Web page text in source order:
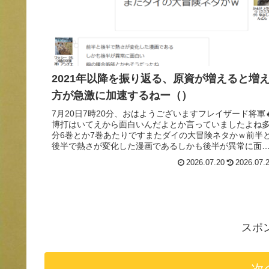
2021年以降を振り返る、原資が増えると増え
方が急激に加速するねー（）
7月20日7時20分、おはようございますフレイザード将軍
博打はいてえから面白いんだよとか言っていましたよね多
分6巻とか7巻あたりですまたダイの大冒険ネタかｗ前半と
後半で熱さが変化した漫画であるしかも後半が異常に面白
2026.07.20
スポ